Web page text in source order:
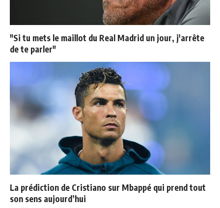
"Si tu mets le maillot du Real Madrid un jour, j'arrête
de te parler"
La prédiction de Cristiano sur Mbappé qui prend tout
son sens aujourd’hui